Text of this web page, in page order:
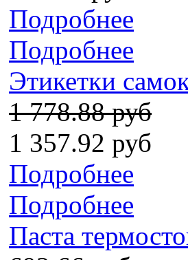
Подробнее
Подробнее
Этикетки
1 778.88 руб
1 357.92 руб
Подробнее
Подробнее
Паста